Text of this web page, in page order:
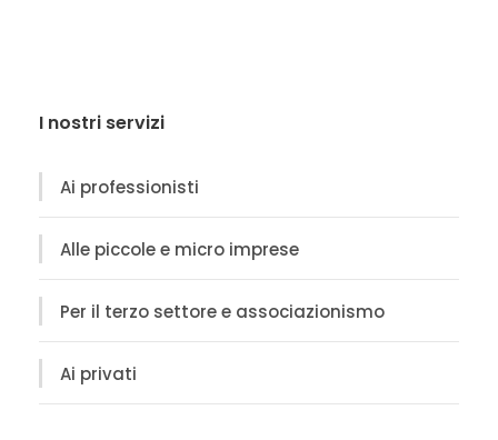
I nostri servizi
Ai professionisti
Alle piccole e micro imprese
Per il terzo settore e associazionismo
Ai privati